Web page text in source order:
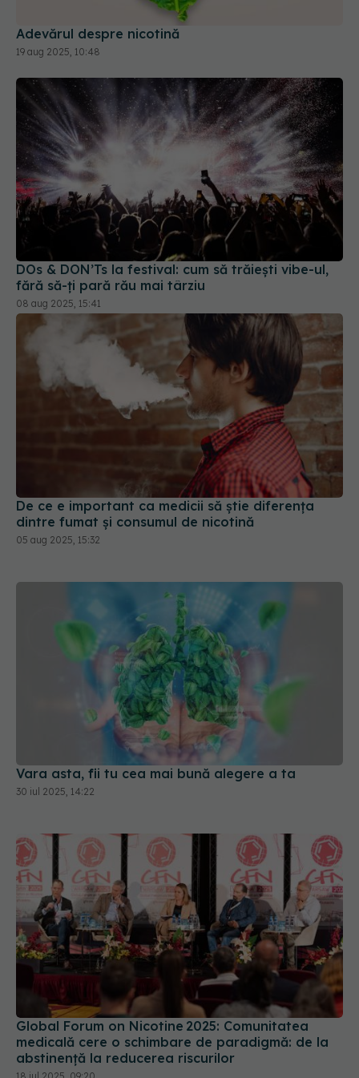
Adevărul despre nicotină
19 aug 2025, 10:48
DOs & DON’Ts la festival: cum să trăiești vibe-ul,
fără să-ți pară rău mai târziu
08 aug 2025, 15:41
De ce e important ca medicii să știe diferența
dintre fumat și consumul de nicotină
05 aug 2025, 15:32
Vara asta, fii tu cea mai bună alegere a ta
30 iul 2025, 14:22
Global Forum on Nicotine 2025: Comunitatea
medicală cere o schimbare de paradigmă: de la
abstinență la reducerea riscurilor
18 iul 2025, 09:20